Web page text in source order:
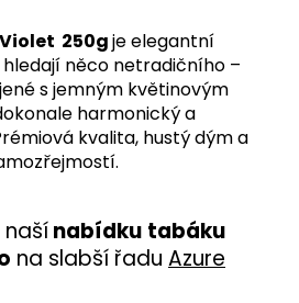
250gje elegantní
něco netradičního –
s jemným květinovým
harmonický a
kvalita, hustý dým a
našínabídku tabáku
na slabší řadu Azure